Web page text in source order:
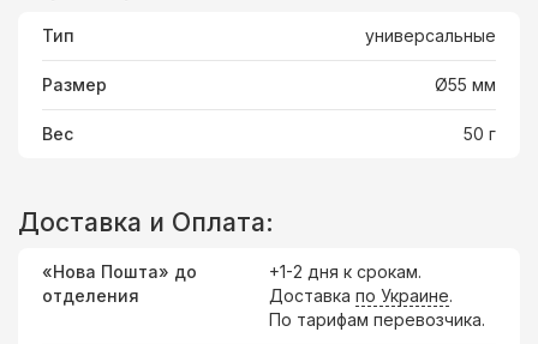
Тип универсальные
Размер Ø55 мм
Вес 50 г
Доставка и Оплата:
«Нова Пошта» до
отделения
+1-2 дня к срокам.
Доставка по Украине.
По тарифам перевозчика.